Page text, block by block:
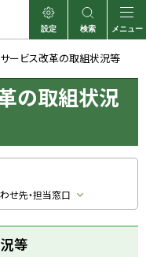
表示
設定
検索
サイト内検索
メニュー
ービス改革の取組状況等
の取組状況
せ先・担当窓口
等